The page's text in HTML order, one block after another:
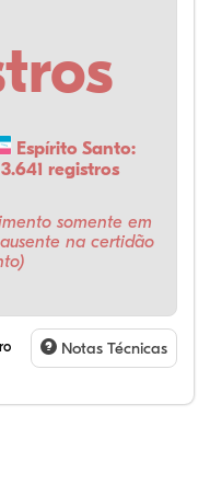
Espírito Santo:
3.641 registros
somente em
na certidão
Notas Técnicas